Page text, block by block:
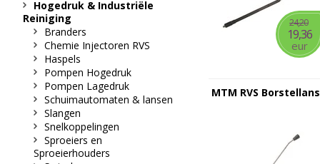
24,20
19,36
eur
MTM RVS Borstellans
Hogedruk & Industriële
Reiniging
Branders
Chemie Injectoren RVS
Haspels
Pompen Hogedruk
Pompen Lagedruk
Schuimautomaten & lansen
Slangen
Snelkoppelingen
Sproeiers en
Sproeierhouders